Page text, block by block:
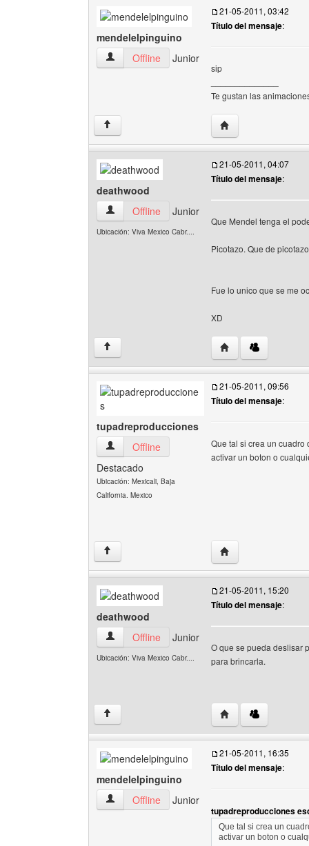
mendelelpinguino
mendelelpinguino Ver perfil del usuario
Offline Junior
21-05-2011, 03:42
Título del mensaje:
sip
Te gustan las
↑ Visitar sitio web del
deathwood
deathwood Ver perfil del usuario
Offline Junior
Ubicación: Viva Mexico Cabr....
21-05-2011, 04:07
Título del mensaje:
Que Mendel tenga el
Picotazo. Que de
Fue lo unico que se me
XD
↑ Visitar sitio web del
tupadreproducciones
tupadreproducciones Ver perfil del usuario
Offline
Destacado
Ubicación: Mexicali, Baja
California. Mexico
21-05-2011, 09:56
Título del mensaje:
Que tal si crea un
activar un boton o
↑ Visitar sitio web del
deathwood
deathwood Ver perfil del usuario
Offline Junior
Ubicación: Viva Mexico Cabr....
21-05-2011, 15:20
Título del mensaje:
O que se pueda deslisar
para brincarla.
↑ Visitar sitio web del
mendelelpinguino
mendelelpinguino Ver perfil del usuario
Offline Junior
21-05-2011, 16:35
Título del mensaje:
tupadreproducciones
Que tal si crea un
activar un boton o